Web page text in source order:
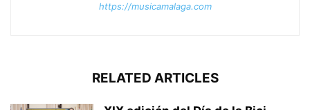
https://musicamalaga.com
RELATED ARTICLES